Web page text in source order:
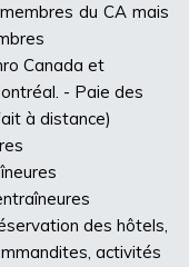
du CA mais
Canada et
- Paie des
à distance)
des hôtels,
activités